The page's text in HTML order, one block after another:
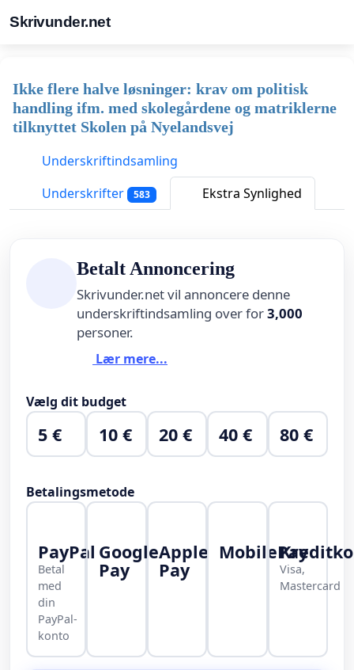
Skrivunder.net
Ikke flere halve løsninger: krav om politisk
handling ifm. med skolegårdene og matriklerne
tilknyttet Skolen på Nyelandsvej
Underskriftindsamling
Underskrifter
583 Ekstra Synlighed
Betalt Annoncering
Skrivunder.net vil annoncere denne
underskriftindsamling over for3,000
personer.
Lær mere...
Vælg dit budget
5 € 10 € 20 € 40 € 80 €
Betalingsmetode
PayPal
Betal
med
din
PayPal-
konto
Google
Pay
Apple
Pay
MobilePay
Visa,
Mastercard